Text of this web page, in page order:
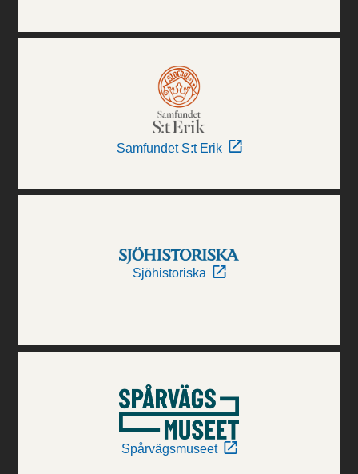
Samfundet S:t Erik
Sjöhistoriska
Spårvägsmuseet